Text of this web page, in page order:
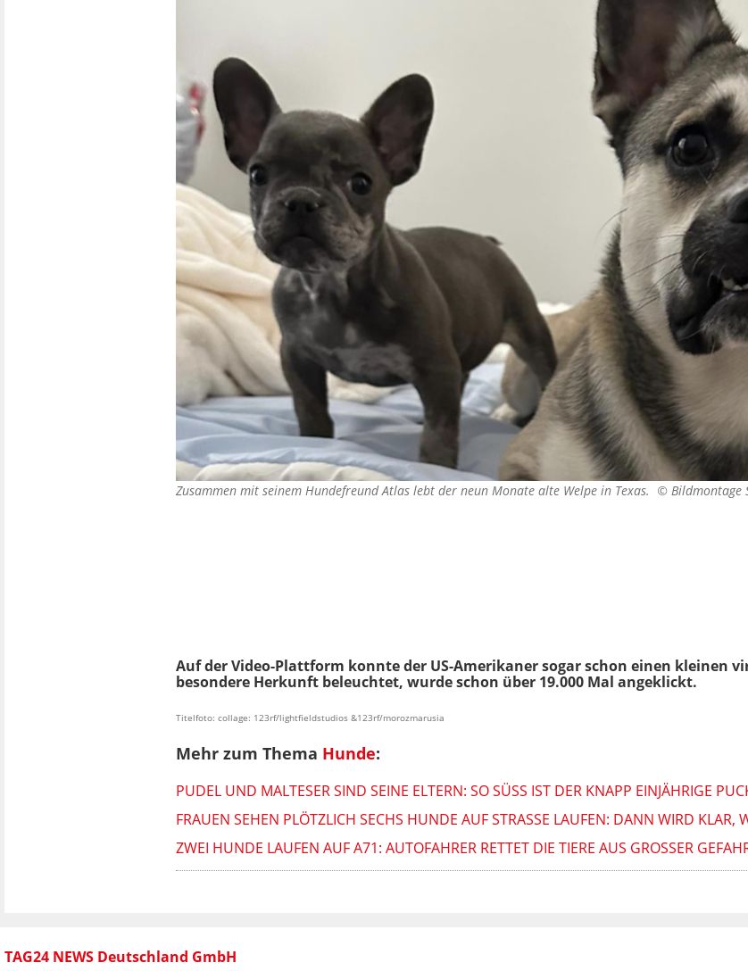
Zusammen mit seinem Hundefreund Atlas lebt der neun Monate alte Welpe in Texas. © Bildmontage
Auf der Video-Plattform konnte der US-Amerikaner sogar schon einen kleinen
besondere Herkunft beleuchtet, wurde schon über 19.000 Mal angeklickt.
Titelfoto: collage: 123rf/lightfieldstudios &123rf/morozmarusia
Mehr zum Thema Hunde:
PUDEL UND MALTESER SIND SEINE ELTERN: SO SÜSS IST DER KNAPP EINJÄHRIGE
FRAUEN SEHEN PLÖTZLICH SECHS HUNDE AUF STRASSE LAUFEN: DANN WIRD KLAR,
ZWEI HUNDE LAUFEN AUF A71: AUTOFAHRER RETTET DIE TIERE AUS GROSSER GEFAHR
TAG24 NEWS Deutschland GmbH